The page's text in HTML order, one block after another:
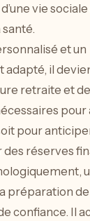
vie
et un
il
retraite et
pour
réserves
préparation
confiance. Il